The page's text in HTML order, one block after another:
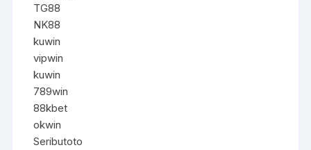
TG88
NK88
kuwin
vipwin
kuwin
789win
88kbet
okwin
Seributoto